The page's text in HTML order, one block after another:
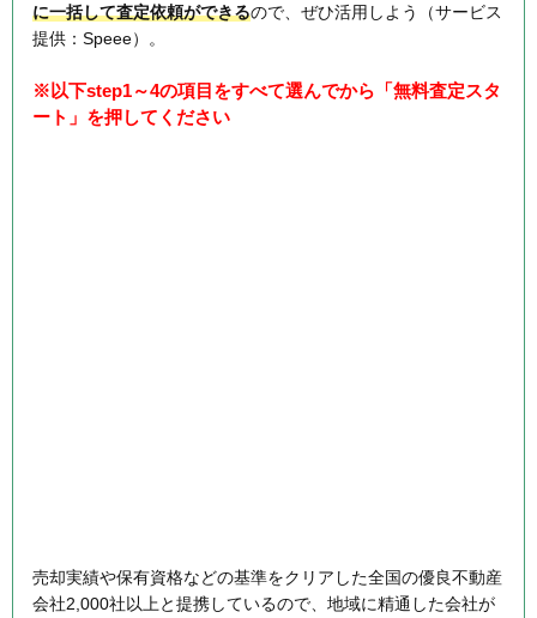
に一括して査定依頼ができるので、ぜひ活用しよう（サービス
提供：Speee）。
※以下step1～4の項目をすべて選んでから「無料査定スタ
ート」を押してください
売却実績や保有資格などの基準をクリアした全国の優良不動産
会社2,000社以上と提携しているので、地域に精通した会社が